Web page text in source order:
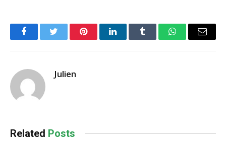
FacebookTwitter PinterestLinkedInTumblr WhatsAppEmail
Julien
Related Posts